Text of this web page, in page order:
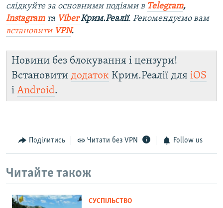
слідкуйте за основними подіями в Telegram,
Instagramта ViberКрим.Реалії. Рекомендуємо вам
встановити VPN.
Новини без блокування і цензури!
Встановити додаток Крим.Реалії для iOS
і Android.
Поділитись Читати без VPN Follow us
Читайте також
СУСПІЛЬСТВО